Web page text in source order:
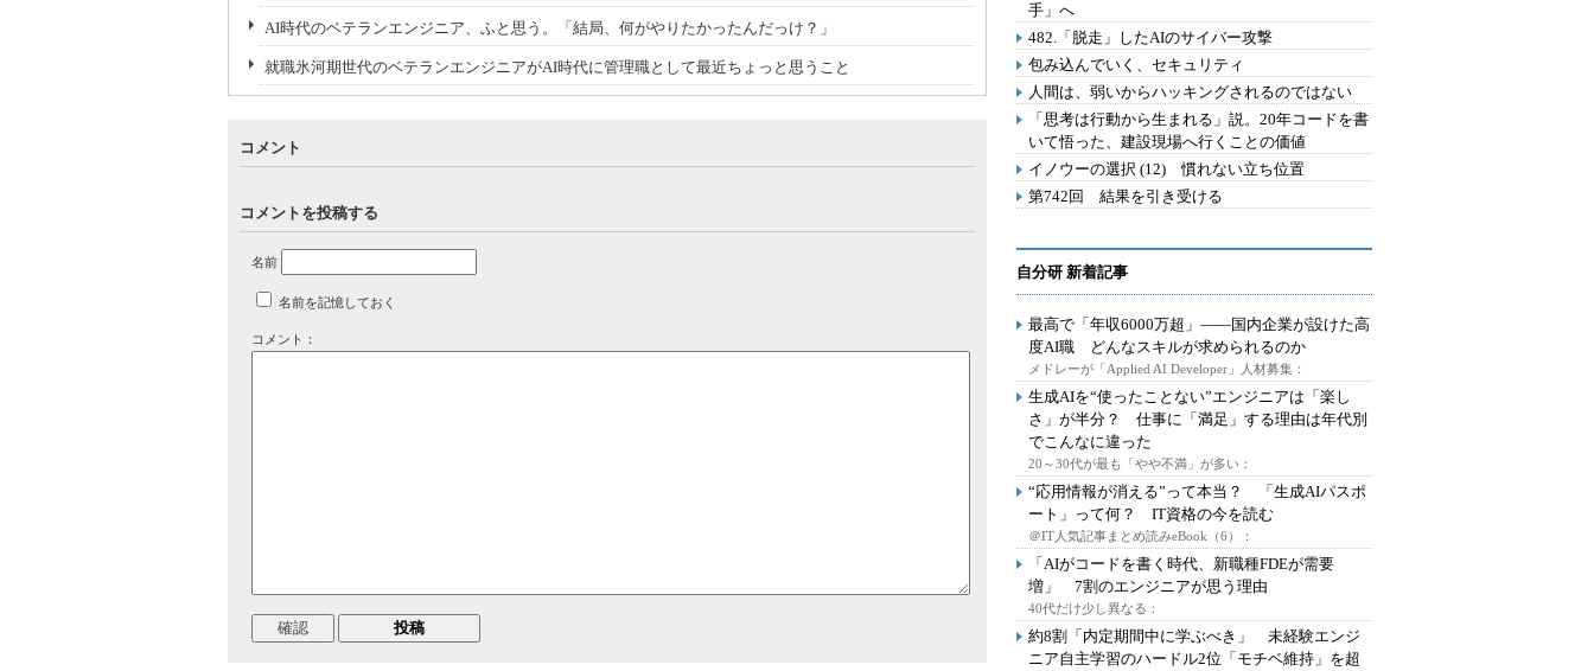
AI時代のベテランエンジニア、ふと思う。「結局、何がやりたかったんだっけ？」
就職氷河期世代のベテランエンジニアがAI時代に管理職として最近ちょっと思うこと
コメント
コメントを投稿する
名前
名前を記憶しておく
コメント：
手」へ
482.「脱走」したAIのサイバー攻撃
包み込んでいく、セキュリティ
人間は、弱いからハッキングされるのではない
「思考は行動から生まれる」説。20年コードを書
いて悟った、建設現場へ行くことの価値
イノウーの選択 (12) 慣れない立ち位置
第742回 結果を引き受ける
自分研 新着記事
最高で「年収6000万超」――国内企業が設けた高
度AI職 どんなスキルが求められるのか
メドレーが「Applied AI Developer」人材募集：
生成AIを“使ったことない”エンジニアは「楽し
さ」が半分？ 仕事に「満足」する理由は年代別
でこんなに違った
20～30代が最も「やや不満」が多い：
“応用情報が消える”って本当？ 「生成AIパスポ
ート」って何？ IT資格の今を読む
＠IT人気記事まとめ読みeBook（6）：
「AIがコードを書く時代、新職種FDEが需要
増」 7割のエンジニアが思う理由
40代だけ少し異なる：
約8割「内定期間中に学ぶべき」 未経験エンジ
ニア自主学習のハードル2位「モチベ維持」を超